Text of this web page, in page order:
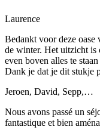
Laurence
Bedankt voor deze oase
de winter. Het uitzicht
even boven alles te
Dank je dat je dit stukje
Jeroen, David, Sepp,…
Nous avons passé un
fantastique et bien